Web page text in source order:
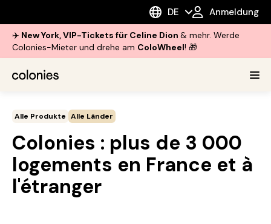
DE Anmeldung
✈️ New York, VIP-Tickets für Celine Dion & mehr. Werde
Colonies-Mieter und drehe am ColoWheel! 🎁
Alle Produkte Alle Länder
Colonies : plus de 3 000
logements en France et à
l'étranger